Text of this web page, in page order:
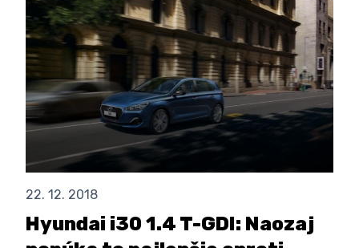
22. 12. 2018
Hyundai i30 1.4 T-GDI: Naozaj